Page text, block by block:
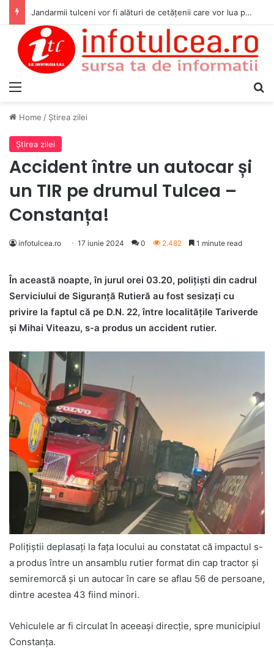
Jandarmii tulceni vor fi alături de cetățenii care vor lua parte la Festivalul Folk Țestos
Home / Ştirea zilei
Ştirea zilei
Accident între un autocar și
un TIR pe drumul Tulcea –
Constanța!
infotulcea.ro 17 iunie 2024 0 2.482 1 minute read
În această noapte, în jurul orei 03.20, polițiști din cadrul
Serviciului de Siguranță Rutieră au fost sesizați cu
privire la faptul că pe D.N. 22, între localitățile Tariverde
și Mihai Viteazu, s-a produs un accident rutier.
Polițiștii deplasați la fața locului au constatat că impactul s-
a produs între un ansamblu rutier format din cap tractor și
semiremorcă și un autocar în care se aflau 56 de persoane,
dintre acestea 43 fiind minori.
Vehiculele ar fi circulat în aceeași direcție, spre municipiul
Constanța.